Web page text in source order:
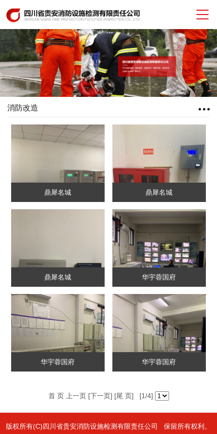
消防改造
鼎犀名城 鼎犀名城
鼎犀名城 华宇蓉国府
华宇蓉国府 华宇蓉国府
首 页 上一页[下一页] [尾 页] [1/4]
版权所有(C)四川省贵安消防设施检测有限责任公司 保留所有权利。